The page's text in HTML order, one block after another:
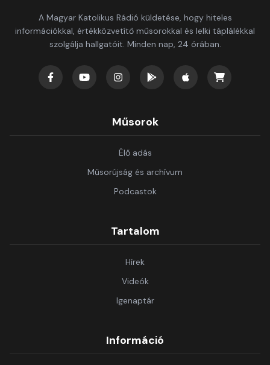
A Magyar Katolikus Rádió küldetése, hogy hiteles
információkkal, értékközvetítő műsorokkal és lelki táplálékkal
szolgálja hallgatóit. Minden nap, 24 órában.
Műsorok
Élő adás
Műsorújság és archívum
Podcastok
Tartalom
Hírek
Videók
Igenaptár
Információ